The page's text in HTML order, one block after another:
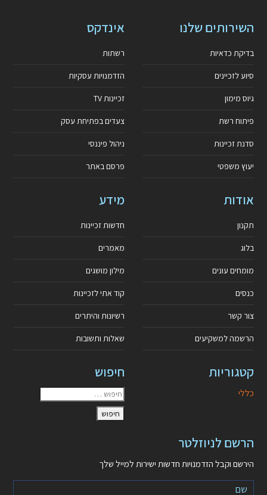
השירותים שלנו
בדיקת כדאיות
סיוע לזכיינים
גיוס מימון
פיתוח רשת
סדנת זכיינות
יעוץ משפטי
אינדקס
רשתות
הזדמנויות עסקיות
זכיינות TV
צעדים בפתיחת עסק
ניהול פיננסי
פרסם באתר
אודות
תקנון
בלוג
מומחים עונים
כנסים
צור קשר
הרשמה למשקיעים
מידע
חדשות זכיינות
מאמרים
מילון מושגים
קוד אתי לזכיינות
רשיונות והיתרים
שאלות ותשובות
קטגוריות
כללי
חיפוש
הרשם לניוזלטר
הירשם וקבל הזדמנויות חדשות ישירות למייל שלך